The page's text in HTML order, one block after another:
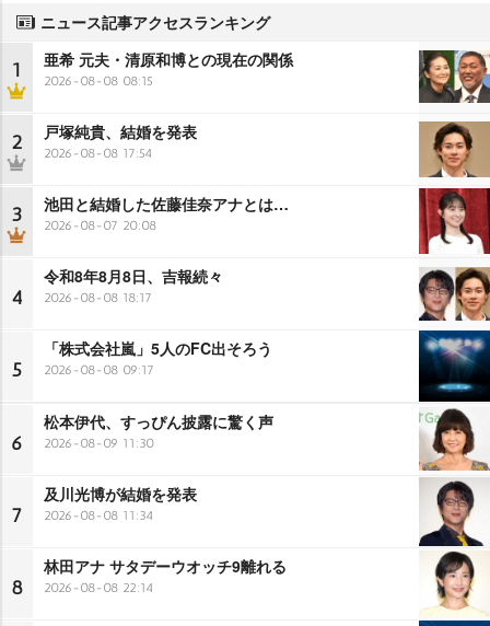
ニュース記事アクセスランキング
1 亜希 元夫・清原和博との現在の関係
2026-08-08 08:15
2 戸塚純貴、結婚を発表
2026-08-08 17:54
3 池田と結婚した佐藤佳奈アナとは…
2026-08-07 20:08
4
令和8年8月8日、吉報続々
2026-08-08 18:17
5
「株式会社嵐」5人のFC出そろう
2026-08-08 09:17
6
松本伊代、すっぴん披露に驚く声
2026-08-09 11:30
7
及川光博が結婚を発表
2026-08-08 11:34
8
林田アナ サタデーウオッチ9離れる
2026-08-08 22:14